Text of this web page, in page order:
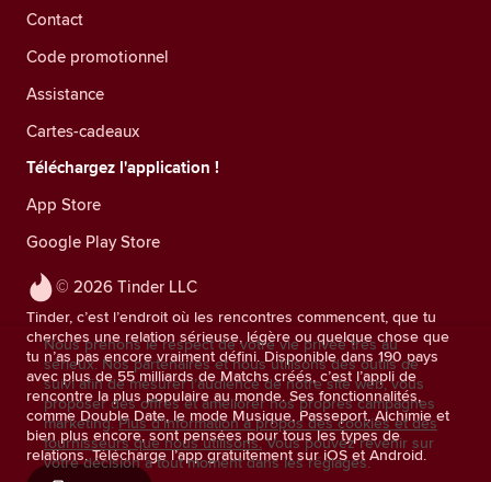
© 2026 Tinder LLC
Tinder, c’est l’endroit où les rencontres commencent, que tu
cherches une relation sérieuse, légère ou quelque chose que
tu n’as pas encore vraiment défini. Disponible dans 190 pays
avec plus de 55 milliards de Matchs créés, c’est l’appli de
rencontre la plus populaire au monde. Ses fonctionnalités,
comme Double Date, le mode Musique, Passeport, Alchimie et
bien plus encore, sont pensées pour tous les types de
relations. Télécharge l’app gratuitement sur iOS et Android.
Contact
Code promotionnel
Assistance
Cartes-cadeaux
Téléchargez l'application !
App Store
Google Play Store
Nous prenons le respect de votre vie privée très au
sérieux. Nos partenaires et nous utilisons des outils de
suivi afin de mesurer l’audience de notre site web, vous
proposer des offres et améliorer nos propres campagnes
marketing. Plus d'information à propos des cookies et des
fournisseurs que nous utilisons. Vous pouvez revenir sur
votre décision à tout moment dans les réglages.